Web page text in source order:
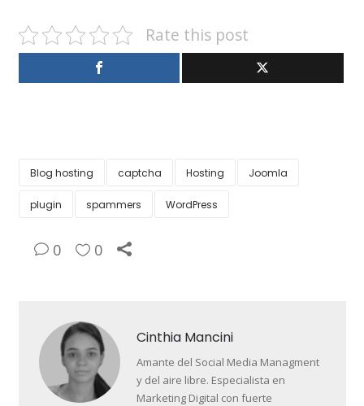
Rate this post
Blog hosting captcha Hosting Joomla
plugin spammers WordPress
0 0
Cinthia Mancini
Amante del Social Media Managment
y del aire libre. Especialista en
Marketing Digital con fuerte